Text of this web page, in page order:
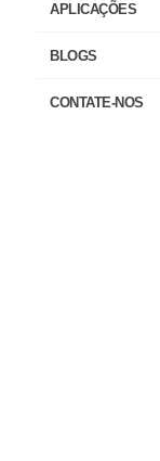
APLICAÇÕES
BLOGS
CONTATE-NOS